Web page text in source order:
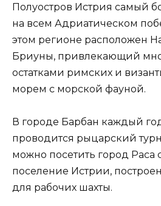
Полуостров Истрия самый
на всем Адриатическом
этом регионе расположен
Бриуны, привлекающий
остатками римских и
морем с морской фауной.
В городе Барбан каждый
проводится рыцарский
можно посетить город Раса
поселение Истрии,
для рабочих шахты.